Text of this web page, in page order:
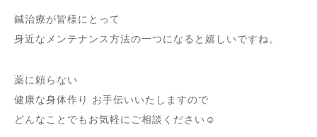
鍼治療が皆様にとって
身近なメンテナンス方法の一つになると嬉しいですね。
薬に頼らない
健康な身体作り お手伝いいたしますので
どんなことでもお気軽にご相談ください☺︎